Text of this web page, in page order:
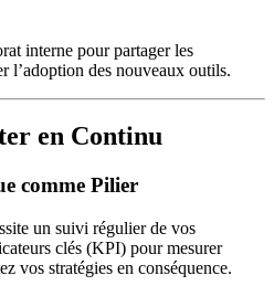
interne pour partager les
l’adoption des nouveaux outils.
en Continu
comme Pilier
un suivi régulier de vos
clés (KPI) pour mesurer
vos stratégies en conséquence.